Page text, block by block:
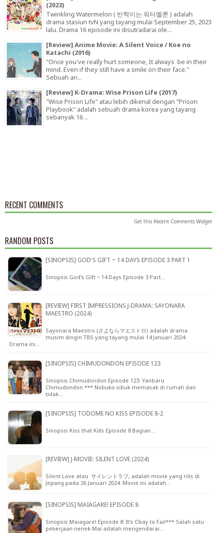
(2023)
Twinkling Watermelon ( 반짝이는 워터멜론 ) adalah
drama stasiun tvN yang tayang mulai September 25, 2023
lalu. Drama 16 episode ini disutradarai ole...
[Review] Anime Movie: A Silent Voice / Koe no
Katachi (2016)
"Once you've really hurt someone, It always be in their
mind. Even if they still have a smile on their face."
Sebuah an...
[Review] K-Drama: Wise Prison Life (2017)
"Wise Prison Life" atau lebih dikenal dengan "Prison
Playbook" adalah sebuah drama korea yang tayang
sebanyak 16 ...
RECENT COMMENTS
Get this Recent Comments Widget
RANDOM POSTS
[SINOPSIS] GOD'S GIFT ~ 14 DAYS EPISODE 3 PART 1
Sinopsis God's Gift ~ 14 Days Episode 3 Part…
[REVIEW] FIRST IMPRESSIONS J-DRAMA: SAYONARA
MAESTRO (2024)
Sayonara Maestro (さよならマエストロ) adalah drama
musim dingin TBS yang tayang mulai 14 Januari 2024.
Drama ini…
[SINOPSIS] CHIMUDONDON EPISODE 123
Sinopsis Chimudondon Episode 123: Yanbaru
Chimudondon *** Nobuko sibuk memasak di rumah dan
tidak…
[SINOPSIS] TODOME NO KISS EPISODE 8-2
Sinopsis Kiss that Kills Episode 8 Bagian…
[REVIEW] J-MOVIE: SILENT LOVE (2024)
Silent Love atau サイレントラブ, adalah movie yang rilis di
Jepang pada 26 Januari 2024. Movie ini adalah…
[SINOPSIS] MAIAGARE! EPISODE 8
Sinopsis Maiagare! Episode 8: It's Okay to Fail*** Salah satu
pekerjaan nenek Mai adalah mengendarai…